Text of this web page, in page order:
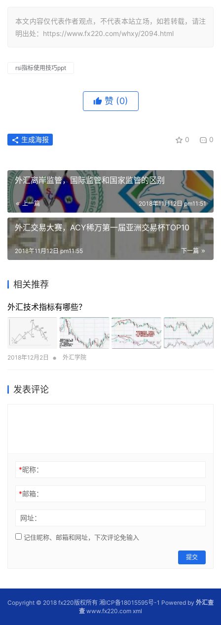
本文内容仅代表作者观点，不代表本站立场，如若转载，请注
明出处：https://www.fx220.com/whxy/2094.html
rsi指标使用技巧ppt
赞 (0)
0 0
生成海报
外汇离岸监管，国际监管和国家监管的区别
上一篇 2018年11月12日 pm11:51
外汇交易大赛，ACY稀万第一届亚洲交易杯TOP10
下一篇
2018年11月12日 pm11:55
相关推荐
外汇技术指标有哪些？
2018年12月2日 • 外汇学院
发表评论
*昵称：
*邮箱：
网址：
记住昵称、邮箱和网址，下次评论免输入
提交
Copyright © 2018 fx220版权所有 湘ICP备18015595号-1 Powered by 外汇查
查 www.fx220.com xml